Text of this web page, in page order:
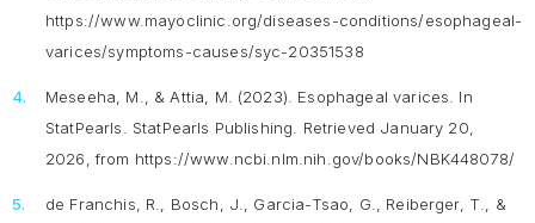
https://www.mayoclinic.org/diseases-conditions/esophageal-
varices/symptoms-causes/syc-20351538
Meseeha, M., & Attia, M. (2023). Esophageal varices . In
StatPearls. StatPearls Publishing. Retrieved January 20,
2026, from https://www.ncbi.nlm.nih.gov/books/NBK448078/
de Franchis, R., Bosch, J., Garcia-Tsao, G., Reiberger, T., &